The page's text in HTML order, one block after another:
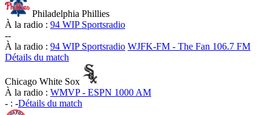
Philadelphia Phillies
À la radio : 94 WIP Sportsradio
--
À la radio : 94 WIP Sportsradio WJFK-FM - The Fan 106.7 FM
Détails du match
Chicago White Sox
À la radio : WMVP - ESPN 1000 AM
- : -Détails du match